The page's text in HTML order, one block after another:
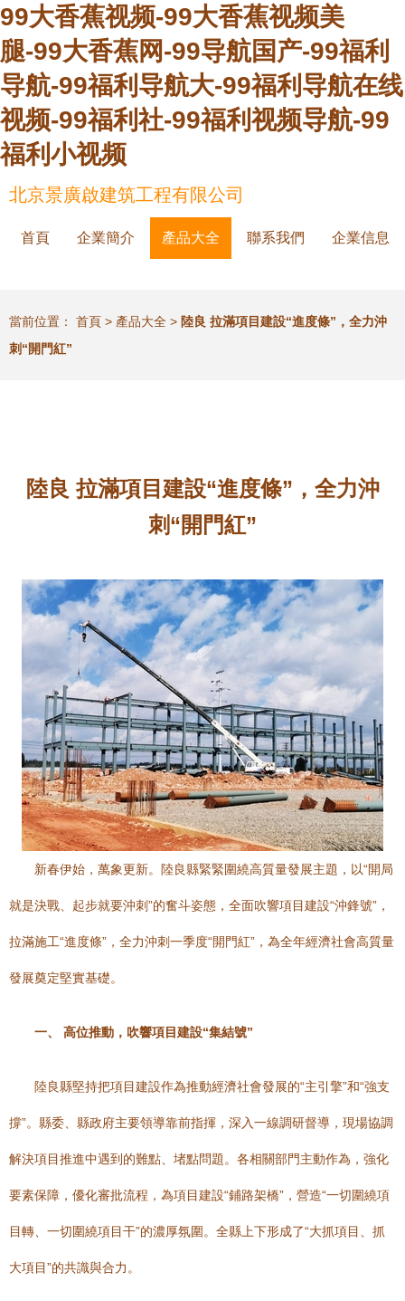
99大香蕉视频-99大香蕉视频美
腿-99大香蕉网-99导航国产-99福利
导航-99福利导航大-99福利导航在线
视频-99福利社-99福利视频导航-99
福利小视频
北京景廣啟建筑工程有限公司
首頁 企業簡介 產品大全 聯系我們 企業信息
當前位置： 首頁 > 產品大全 > 陸良 拉滿項目建設“進度條”，全力沖
刺“開門紅”
陸良 拉滿項目建設“進度條”，全力沖
刺“開門紅”
新春伊始，萬象更新。陸良縣緊緊圍繞高質量發展主題，以“開局
就是決戰、起步就要沖刺”的奮斗姿態，全面吹響項目建設“沖鋒號”，
拉滿施工“進度條”，全力沖刺一季度“開門紅”，為全年經濟社會高質量
發展奠定堅實基礎。
一、 高位推動，吹響項目建設“集結號”
陸良縣堅持把項目建設作為推動經濟社會發展的“主引擎”和“強支
撐”。縣委、縣政府主要領導靠前指揮，深入一線調研督導，現場協調
解決項目推進中遇到的難點、堵點問題。各相關部門主動作為，強化
要素保障，優化審批流程，為項目建設“鋪路架橋”，營造“一切圍繞項
目轉、一切圍繞項目干”的濃厚氛圍。全縣上下形成了“大抓項目、抓
大項目”的共識與合力。